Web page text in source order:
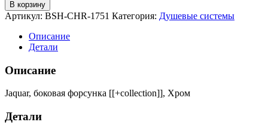
Jaquar,
боковая
форсунка
[[+collection]],
BSH-
CHR-
В корзину
Артикул: BSH-CHR-1751 Категория: Душевые системы
Описание
Детали
Описание
Jaquar, боковая форсунка [[+collection]], Хром
Детали